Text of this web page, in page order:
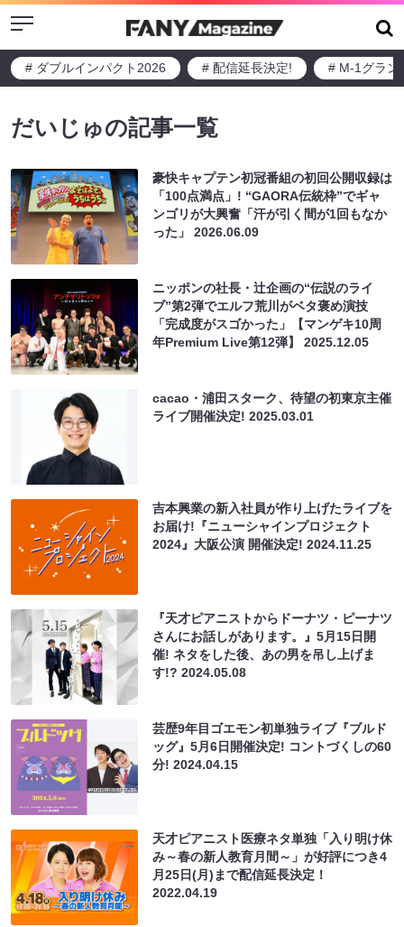
Menu
# ダブルインパクト2026 # 配信延長決定! # M-1グラン
だいじゅの記事一覧
豪快キャプテン初冠番組の初回公開収録は
「100点満点」! “GAORA伝統枠”でギャ
ンゴリが大興奮「汗が引く間が1回もなか
った」2026.06.09
ニッポンの社長・辻企画の“伝説のライ
ブ”第2弾でエルフ荒川がベタ褒め演技
「完成度がスゴかった」【マンゲキ10周
年Premium Live第12弾】2025.12.05
cacao・浦田スターク、待望の初東京主催
ライブ開催決定!2025.03.01
吉本興業の新入社員が作り上げたライブを
お届け!『ニューシャインプロジェクト
2024』大阪公演 開催決定!2024.11.25
『天才ピアニストからドーナツ・ピーナツ
さんにお話しがあります。』5月15日開
催! ネタをした後、あの男を吊し上げま
す!?2024.05.08
芸歴9年目ゴエモン初単独ライブ『ブルド
ッグ』5月6日開催決定! コントづくしの60
分!2024.04.15
天才ピアニスト医療ネタ単独「入り明け休
み～春の新人教育月間～」が好評につき4
月25日(月)まで配信延長決定！
2022.04.19